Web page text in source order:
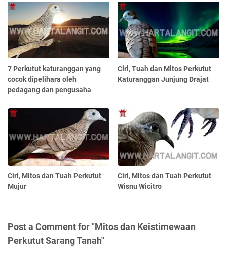
7 Perkutut katuranggan yang
cocok dipelihara oleh
pedagang dan pengusaha
Ciri, Tuah dan Mitos Perkutut
Katuranggan Junjung Drajat
Ciri, Mitos dan Tuah Perkutut
Mujur
Ciri, Mitos dan Tuah Perkutut
Wisnu Wicitro
Post a Comment for "Mitos dan Keistimewaan
Perkutut Sarang Tanah"